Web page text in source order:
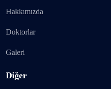
Hakkımızda
Doktorlar
Galeri
Diğer